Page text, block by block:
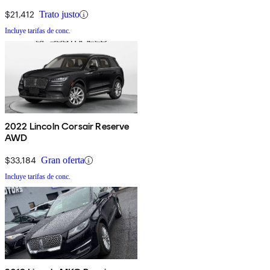
$21,412 Trato justo
Incluye tarifas de conc.
2022 Lincoln Corsair Reserve
AWD
$33,184 Gran oferta
Incluye tarifas de conc.